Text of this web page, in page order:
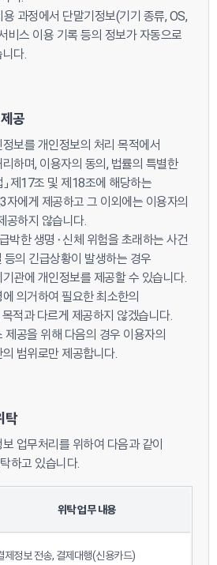
과정에서 단말기정보(기기 종류, OS,
비스 이용 기록 등의 정보가 자동으로
다.
공
보를 개인정보의 처리 목적에서
하며, 이용자의 동의, 법률의 특별한
」 제17조 및 제18조에 해당하는
자에게 제공하고 그 이외에는 이용자의
공하지 않습니다.
박한 생명⬝신체 위험을 초래하는 사건
등의 긴급상황이 발생하는 경우
관에 개인정보를 제공할 수 있습니다.
의거하여 필요한 최소한의
적과 다르게 제공하지 않겠습니다.
공을 위해 다음의 경우 이용자의
범위로만 제공합니다.
탁
업무처리를 위하여 다음과 같이
하고 있습니다.
위탁 업무 내용
제정보 전송, 결제대행(신용카드)